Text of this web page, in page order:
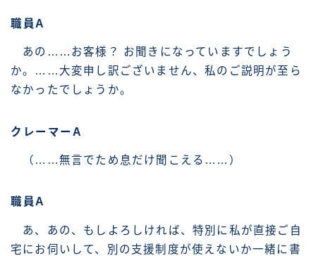
職員A
あの……お客様？ お聞きになっていますでしょう
か。……大変申し訳ございません、私のご説明が至ら
なかったでしょうか。
クレーマーA
（……無言でため息だけ聞こえる……）
職員A
あ、あの、もしよろしければ、特別に私が直接ご自
宅にお伺いして、別の支援制度が使えないか一緒に書